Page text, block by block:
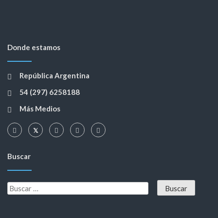
Donde estamos
República Argentina
54 (297) 6258188
Más Medios
Buscar